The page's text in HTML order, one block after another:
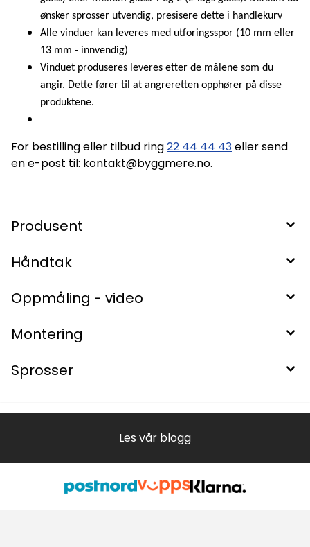
ønsker sprosser utvendig, presisere dette i handlekurv
Alle vinduer kan leveres med utforingsspor (10 mm eller
13 mm - innvendig)
Vinduet produseres leveres etter de målene som du
angir. Dette fører til at angreretten opphører på disse
produktene.
For bestilling eller tilbud ring22 44 44 43eller send
en e-post til: kontakt@byggmere.no.
Produsent
Håndtak
Oppmåling - video
Montering
Sprosser
Les vår blogg